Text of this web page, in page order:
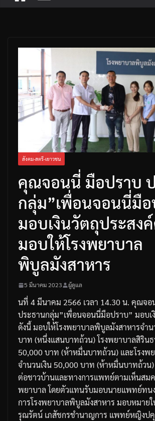
สังคม-สตรี-เยาวชน
คุณจอนนี่ มือปราบ
กลุ่ม”เพื่อนจอนนี่มือ
มอบเงินวัตถุประสง
มอบให้โรงพยาบาล
พิบูลมังสาหาร
5 มีนาคม 2023 ผู้ดูแล
นที่ 4มีนาคม 2566 เวลา 14.30น. คุณจอ
ประธานกลุ่ม”เพื่อนจอนนี่มือปราบ” มอบเ
ดังนี้มอบให้โรงพยาบาลพิบูลมังสาหารจำน
บาท (หนึ่งแสนบาทถ้วน)โรงพยาบาลสิริน
50,000บาท (ห้าหมื่นบาทถ้วน) และโรงพ
จำนวนเงิน 50,000บาท (ห้าหมื่นบาทถ้วน)
ต่อชาวบ้านและทางการแพทย์ตามเห็นสมค
พยาบาล โดยตัวแทนรับมอบนายแพทย์ทนง
การโรงพยาบาลพิบูลมังสาหาร มอบหมาย
รุณรัตน์ เภสัชกรชำนาญการ แพทย์หญิงป